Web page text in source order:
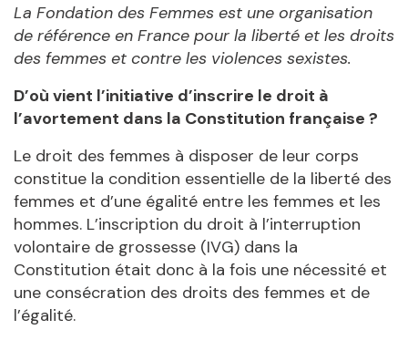
La Fondation des Femmes est une organisation
de référence en France pour la liberté et les droits
des femmes et contre les violences sexistes.
D’où vient l’initiative d’inscrire le droit à
l’avortement dans la Constitution française ?
Le droit des femmes à disposer de leur corps
constitue la condition essentielle de la liberté des
femmes et d’une égalité entre les femmes et les
hommes. L’inscription du droit à l’interruption
volontaire de grossesse (IVG) dans la
Constitution était donc à la fois une nécessité et
une consécration des droits des femmes et de
l’égalité.